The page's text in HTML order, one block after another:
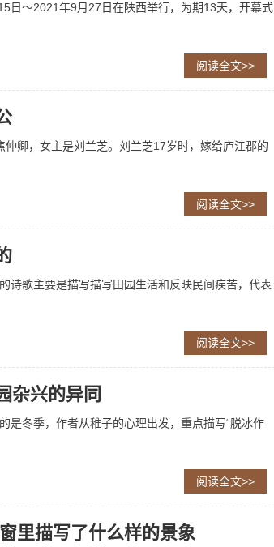
日～2021年9月27日在陕西举行，为期13天，开幕式
阅读全文>>
仲卿，女主是刘兰芝。刘兰芝17岁时，嫁给庐江郡的
阅读全文>>
诗歌主要是描写描写田园生活和反映民间疾苦，代表
阅读全文>>
杂兴的异同
是冬季，作者从稚子的心理出发，重点描写“脱冰作
阅读全文>>
里描写了什么样的景象